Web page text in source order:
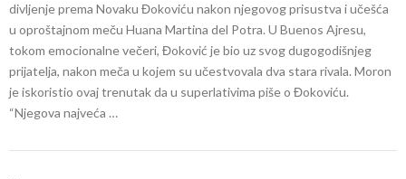
divljenje prema Novaku Đokoviću nakon njegovog prisustva i učešća
u oproštajnom meču Huana Martina del Potra. U Buenos Ajresu,
tokom emocionalne večeri, Đoković je bio uz svog dugogodišnjeg
prijatelja, nakon meča u kojem su učestvovala dva stara rivala. Moron
je iskoristio ovaj trenutak da u superlativima piše o Đokoviću.
“Njegova najveća …